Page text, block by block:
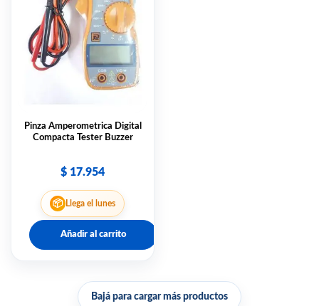
Pinza Amperometrica Digital
Compacta Tester Buzzer
$ 17.954
📦 Llega el lunes
Añadir al carrito
Bajá para cargar más productos